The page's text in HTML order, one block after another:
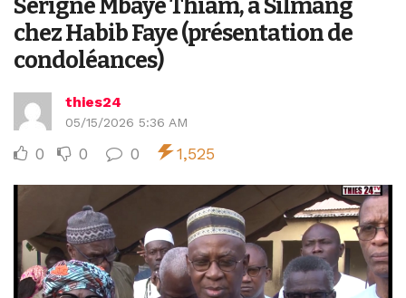
Serigne Mbaye Thiam, à Silmang
chez Habib Faye (présentation de
condoléances)
thies24
05/15/2026 5:36 AM
0 0 0 1,525